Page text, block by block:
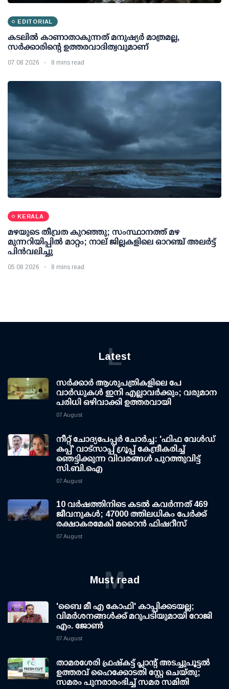
EDITORIAL
കടലിൽ കാണാതാകുന്നത് മനുഷ്യർ മാത്രമല്ല,
സർക്കാരിന്റെ ഉത്തരവാദിത്വവുമാണ്
07 08 2026 8 mins read
KERALA
മഴയുടെ തീവ്രത കുറഞ്ഞു; സംസ്ഥാനത്ത് മഴ
മുന്നറിയിപ്പിൽ മാറ്റം; നാല് ജില്ലകളിലെ ഓറഞ്ച് അലർട്ട്
പിൻവലിച്ചു
05 08 2026 8 mins read
Latest
L
സര്‍ക്കാര്‍ ആശുപത്രികളിലെ പേ
വാര്‍ഡുകള്‍ ഇനി എല്ലാവര്‍ക്കും; വരുമാന
പരിധി ഒഴിവാക്കി ഉത്തരവായി
07 August
നീറ്റ് ചോദ്യപേപ്പര്‍ ചോര്‍ച്ച: 'ഫിഫ വേള്‍ഡ്
കപ്പ്' വാട്സാപ്പ് ഗ്രൂപ്പ് കേന്ദ്രീകരിച്ച്
ഞെട്ടിക്കുന്ന വിവരങ്ങള്‍ പുറത്തുവിട്ട്
സി.ബി.ഐ
07 August
10 വര്‍ഷത്തിനിടെ കടല്‍ കവര്‍ന്നത് 469
ജീവനുകള്‍; 47000 ത്തിലധികം പേര്‍ക്ക്
രക്ഷാകരമേകി മറൈന്‍ ഫിഷറീസ്
07 August
Must read
M
'ബൈ മീ എ കോഫി' കാപ്പിക്കടയല്ല;
വിമര്‍ശനങ്ങള്‍ക്ക് മറുപടിയുമായി റോജി
എം. ജോണ്‍
07 August
താമരശേരി ഫ്രഷ്കട്ട് പ്ലാന്റ് അടച്ചുപൂട്ടൽ
ഉത്തരവ് ഹൈക്കോടതി സ്റ്റേ ചെയ്തു;
സമരം പുനരാരംഭിച്ച് സമര സമിതി